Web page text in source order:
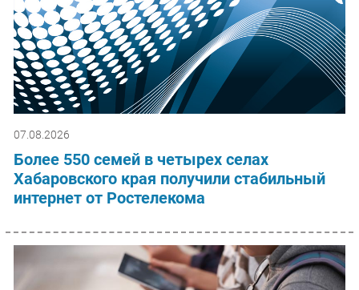
07.08.2026
Более 550 семей в четырех селах
Хабаровского края получили стабильный
интернет от Ростелекома